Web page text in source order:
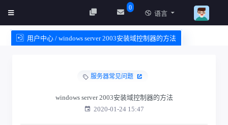
0
语言
用户中心 / windows server 2003安装域控制器的方法
服务器常见问题
windows server 2003安装域控制器的方法
2020-01-24 15:47